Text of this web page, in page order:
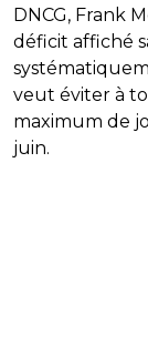
DNCG, Frank
déficit affiché
veut éviter à
maximum de
juin.